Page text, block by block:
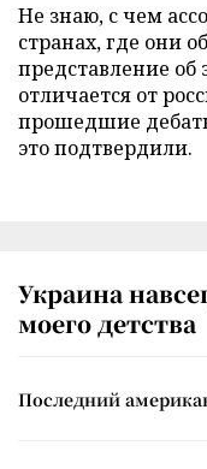
Не знаю, с чем
странах, где они
представление
отличается от
прошедшие
это подтвердили.
Украина
моего детства
Последний